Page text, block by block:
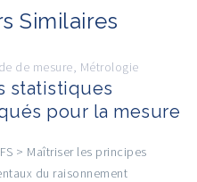
Similaires
de mesure, Métrologie
statistiques
pour la mesure
> Maîtriser les principes
du raisonnement